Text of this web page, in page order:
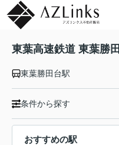
東葉高速鉄道 東葉勝
東葉勝田台駅
条件から探す
おすすめの駅